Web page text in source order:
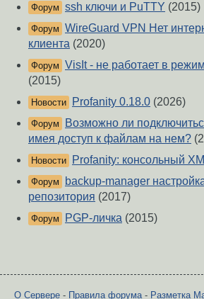
Форум ssh ключи и PuTTY (2015)
Форум WireGuard VPN Нет
клиента (2020)
Форум VisIt - не работает в
(2015)
Новости Profanity 0.18.0 (2026)
Форум
Возможно ли
имея доступ к файлам на нем?
Новости Profanity: консольный
Форум
backup-manager
репозитория (2017)
Форум PGP-личка (2015)
О Сервере - Правила форума- Разметка